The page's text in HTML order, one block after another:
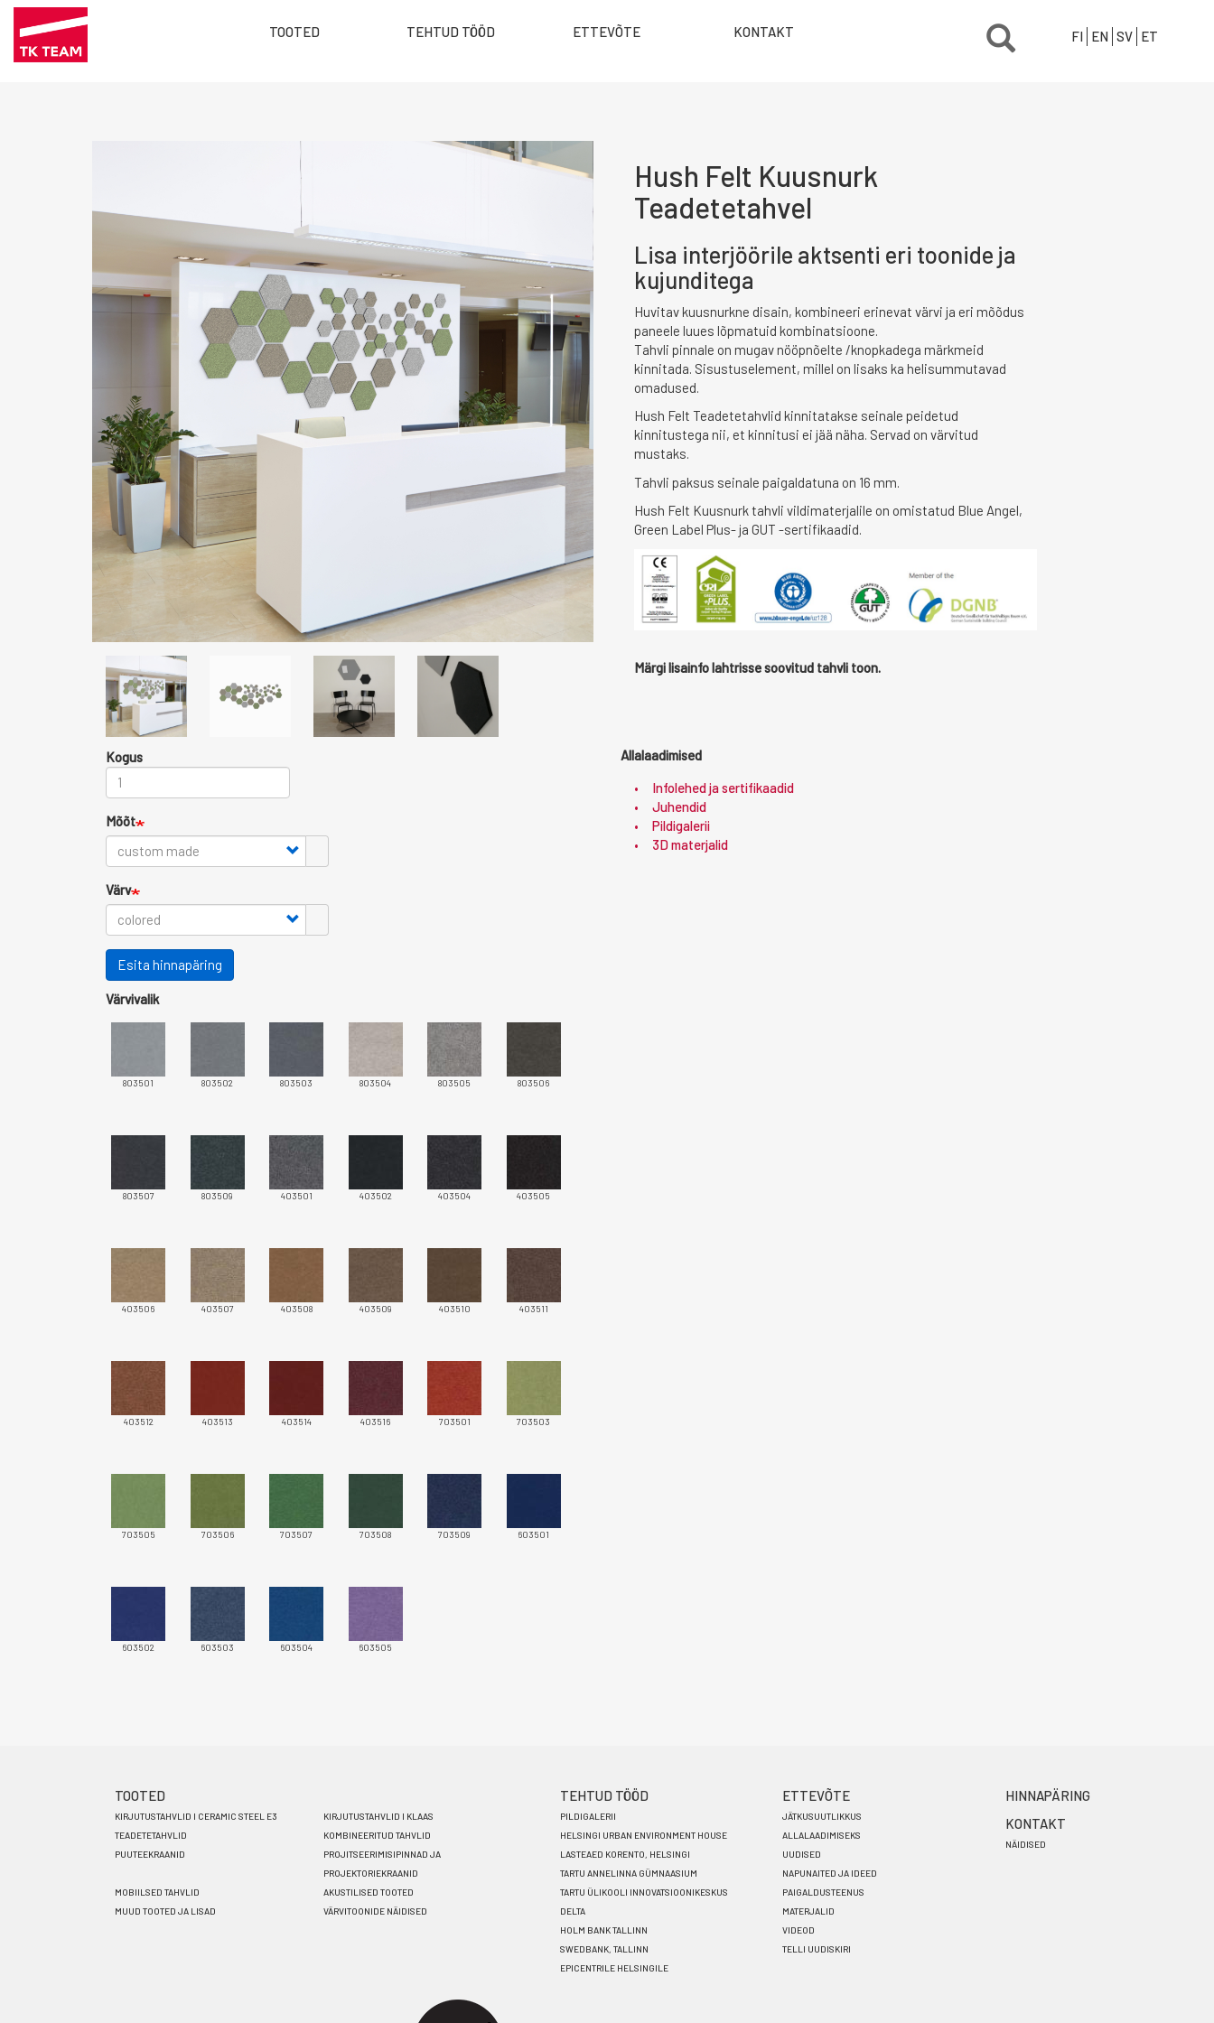
Liigu
MainTOOTED TEHTUD TÖÖD ETTEVÕTE KONTAKT FI EN SV ET
Hush Felt Kuusnurk
Teadetetahvel
Lisa interjöörile aktsenti eri toonide ja
kujunditega
Huvitav kuusnurkne disain, kombineeri erinevat värvi ja eri mõõdus
paneele luues lõpmatuid kombinatsioone.
Tahvli pinnale on mugav nööpnõelte /knopkadega märkmeid
kinnitada. Sisustuselement, millel on lisaks ka helisummutavad
omadused.
Hush Felt Teadetetahvlid kinnitatakse seinale peidetud
kinnitustega nii, et kinnitusi ei jää näha. Servad on värvitud
mustaks.
Tahvli paksus seinale paigaldatuna on 16 mm.
Hush Felt Kuusnurk tahvli vildimaterjalile on omistatud Blue Angel,
Green Label Plus- ja GUT -sertifikaadid.
Märgi lisainfo lahtrisse soovitud tahvli toon.
Kogus
Mõõt
Värv
Esita hinnapäring
Värvivalik
803501 803502 803503 803504 803505 803506
803507 803509 403501 403502 403504 403505
403506 403507 403508 403509 403510 403511
403512 403513 403514 403516 703501 703503
703505 703506 703507 703508 703509 603501
603502 603503 603504 603505
Allalaadimised
Infolehed ja sertifikaadid
Juhendid
Pildigalerii
3D materjalid
Footer
menu
TOOTED
KIRJUTUSTAHVLID I CERAMIC STEEL E3
KIRJUTUSTAHVLID I KLAAS
TEADETETAHVLID
KOMBINEERITUD TAHVLID
PUUTEEKRAANID
PROJITSEERIMISIPINNAD JA
PROJEKTORIEKRAANID
MOBIILSED TAHVLID
AKUSTILISED TOOTED
MUUD TOOTED JA LISAD
VÄRVITOONIDE NÄIDISED
TEHTUD TÖÖD
PILDIGALERII
HELSINGI URBAN ENVIRONMENT HOUSE
LASTEAED KORENTO, HELSINGI
TARTU ANNELINNA GÜMNAASIUM
TARTU ÜLIKOOLI INNOVATSIOONIKESKUS
DELTA
HOLM BANK TALLINN
SWEDBANK, TALLINN
EPICENTRILE HELSINGILE
ETTEVÕTE
JÄTKUSUUTLIKKUS
ALLALAADIMISEKS
UUDISED
NAPUNAITED JA IDEED
PAIGALDUSTEENUS
MATERJALID
VIDEOD
TELLI UUDISKIRI
HINNAPÄRING
KONTAKT
NÄIDISED